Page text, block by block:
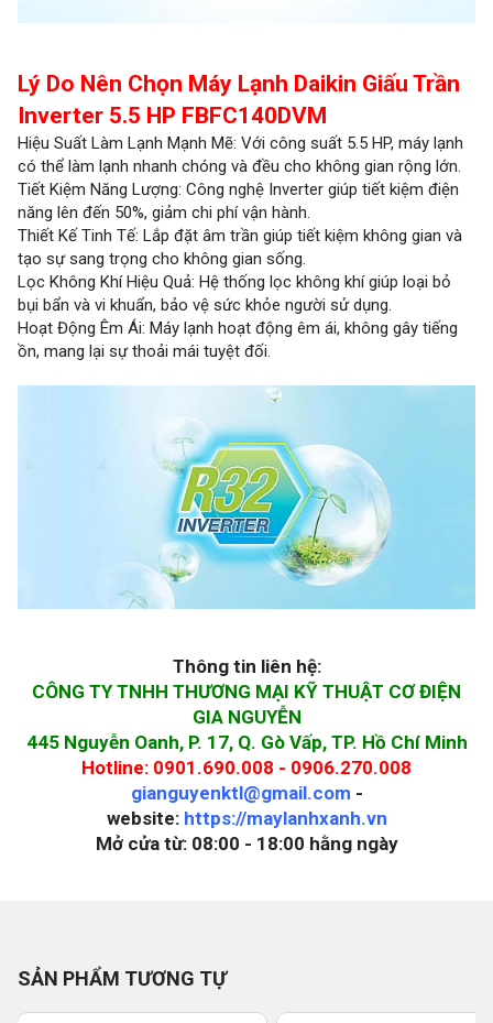
Lý Do Nên Chọn Máy Lạnh Daikin Giấu Trần
Inverter 5.5 HP FBFC140DVM
Hiệu Suất Làm Lạnh Mạnh Mẽ: Với công suất 5.5 HP, máy lạnh
có thể làm lạnh nhanh chóng và đều cho không gian rộng lớn.
Tiết Kiệm Năng Lượng: Công nghệ Inverter giúp tiết kiệm điện
năng lên đến 50%, giảm chi phí vận hành.
Thiết Kế Tinh Tế: Lắp đặt âm trần giúp tiết kiệm không gian và
tạo sự sang trọng cho không gian sống.
Lọc Không Khí Hiệu Quả: Hệ thống lọc không khí giúp loại bỏ
bụi bẩn và vi khuẩn, bảo vệ sức khỏe người sử dụng.
Hoạt Động Êm Ái: Máy lạnh hoạt động êm ái, không gây tiếng
ồn, mang lại sự thoải mái tuyệt đối.
Thông tin liên hệ:
CÔNG TY TNHH THƯƠNG MẠI KỸ THUẬT CƠ ĐIỆN
GIA NGUYỄN
445 Nguyễn Oanh, P. 17, Q. Gò Vấp, TP. Hồ Chí Minh
Hotline: 0901.690.008 - 0906.270.008
gianguyenktl@gmail.com -
website: https://maylanhxanh.vn
Mở cửa từ: 08:00 - 18:00 hằng ngày
SẢN PHẨM TƯƠNG TỰ